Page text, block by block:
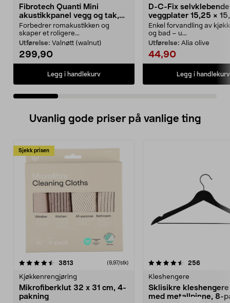
Fibrotech Quanti Mini
akustikkpanel vegg og tak,
2-pakning
Forbedrer romakustikken og
skaper et roligere...
Utførelse: Valnøtt (walnut)
299,90
Legg i handlekurv
D-C-Fix selvklebende
veggplater 15,25 ×
6-pakning
Enkel forvandling av
og bad – u...
Utførelse: Alia olive
44,90
Legg i handlekurv
Uvanlig gode priser på vanlige ting
Sjekk prisen
3813 anmeldelser(9,97/stk)
Kjøkkenrengjøring
Mikrofiberklut 32 x 31 cm, 4-
pakning
4.5av 5 stjerner 256
Kleshengere
Sklisikre
med metallpinne, 8-
4.5av 5 stjerner